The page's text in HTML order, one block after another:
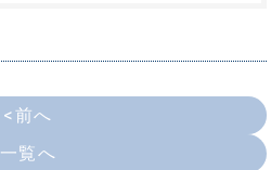
<前へ
一覧へ